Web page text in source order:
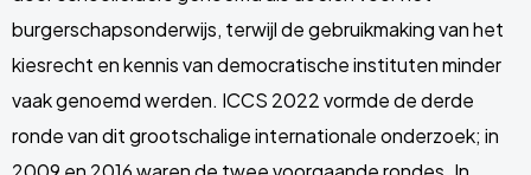
burgerschapsonderwijs, terwijl de gebruikmaking van het
kiesrecht en kennis van democratische instituten minder
vaak genoemd werden. ICCS 2022 vormde de derde
ronde van dit grootschalige internationale onderzoek; in